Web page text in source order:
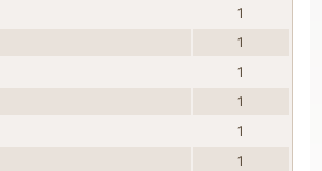
1
1
1
1
1
1